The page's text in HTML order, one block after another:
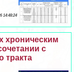
14:48:24
хроническим
с
тpaкта